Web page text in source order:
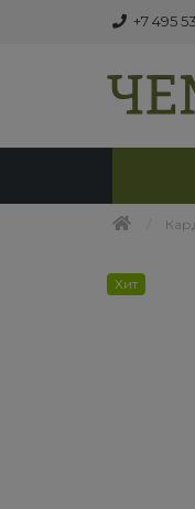
+7 495
Хит